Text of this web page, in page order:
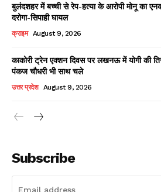
Facebook
X WhatsApp
Read Latest
बुलंदशहर में बच्ची से रेप-हत्या के आरोपी मोनू का
दरोगा-सिपाही घायल
क्राइम August 9, 2026
काकोरी ट्रेन एक्शन दिवस पर लखनऊ में योगी की
पंकज चौधरी भी साथ चले
उत्तर प्रदेश August 9, 2026
Subscribe